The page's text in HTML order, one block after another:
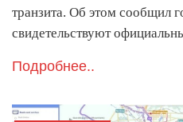
транзита. Об этом сообщил
свидетельствуют
Подробнее..